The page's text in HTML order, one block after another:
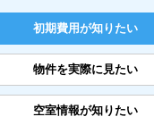
初期費用が知りたい
物件を実際に見たい
空室情報が知りたい